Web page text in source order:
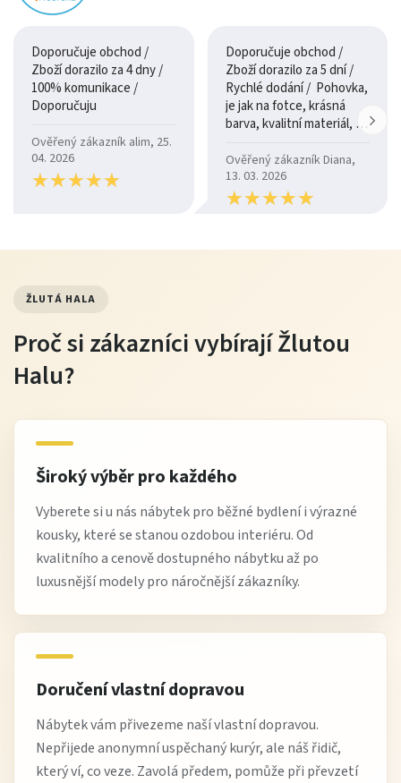
Doporučuje obchod /
Zboží dorazilo za 4 dny /
100% komunikace /
Doporučuju
Ověřený zákazník alim, 25.
04. 2026
★★★★★
★★★★★
Doporučuje obchod /
Zboží dorazilo za 5 dní /
Rychlé dodání / Pohovka,
je jak na fotce, krásná
barva, kvalitní materiál, a
Ověřený zákazník Diana,
13. 03. 2026
★★★★★
★★★★★
ŽLUTÁ HALA
Proč si zákazníci vybírají Žlutou
Halu?
Široký výběr pro každého
Vyberete si u nás nábytek pro běžné bydlení i výrazné
kousky, které se stanou ozdobou interiéru. Od
kvalitního a cenově dostupného nábytku až po
luxusnější modely pro náročnější zákazníky.
Doručení vlastní dopravou
Nábytek vám přivezeme naší vlastní dopravou.
Nepřijede anonymní uspěchaný kurýr, ale náš řidič,
který ví, co veze. Zavolá předem, pomůže při převzetí